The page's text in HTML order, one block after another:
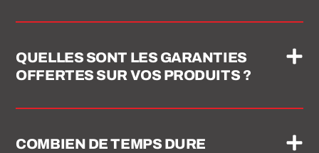
QUELLES SONT LES GARANTIES
OFFERTES SUR VOS PRODUITS ?
COMBIEN DE TEMPS DURE